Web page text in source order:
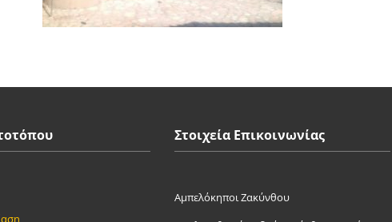
Στοιχεία Επικοινωνίας
Αμπελόκηποι Ζακύνθου